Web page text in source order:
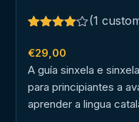
4.00 out
of 5
based
on
customer
rating
(1
€29,00
A guía sinxela e
para principiantes a
aprender a lingua